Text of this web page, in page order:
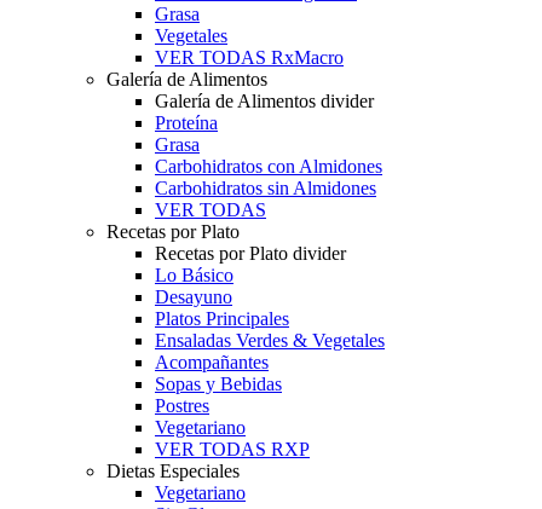
Grasa
Vegetales
VER TODAS RxMacro
Galería de Alimentos
Galería de Alimentos divider
Proteína
Grasa
Carbohidratos con Almidones
Carbohidratos sin Almidones
VER TODAS
Recetas por Plato
Recetas por Plato divider
Lo Básico
Desayuno
Platos Principales
Ensaladas Verdes & Vegetales
Acompañantes
Sopas y Bebidas
Postres
Vegetariano
VER TODAS RXP
Dietas Especiales
Vegetariano